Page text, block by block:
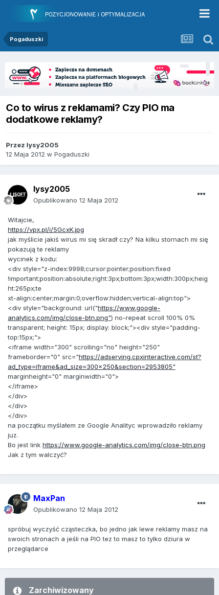
Pogaduszki
Co to wirus z reklamami? Czy PIO ma
dodatkowe reklamy?
Przez lysy2005
12 Maja 2012 w Pogaduszki
lysy2005
Opublikowano 12 Maja 2012
Witajcie,
https://vpx.pl/i/5GcxK.jpg
jak myślicie jakiś wirus mi się skradł czy? Na kilku stornach mi się
pokazują te reklamy
wycinek z kodu:
<div style="z-index:9998;cursor:pointer;position:fixed
!important;position:absolute;right:3px;bottom:3px;width:300px;heig
ht:265px;te
xt-align:center;margin:0;overflow:hidden;vertical-align:top">
<div style="background: url("https://www.google-
analytics.com/img/close-btn.png") no-repeat scroll 100% 0%
transparent; height: 15px; display: block;"><div style="padding-
top:15px;">
<iframe width="300" scrolling="no" height="250"
frameborder="0" src="https://adserving.cpxinteractive.com/st?
ad_type=iframe&ad_size=300x250&section=2953805"
marginheight="0" marginwidth="0">
</iframe>
</div>
</div>
</div>
na początku myślałem ze Google Analityc wprowadziło reklamy
juz.
Bo jest link https://www.google-analytics.com/img/close-btn.png
Jak z tym walczyć?
MaxPan
Opublikowano 12 Maja 2012
spróbuj wyczyść cząsteczka, bo jedno jak lewe reklamy masz na
swoich stronach a jeśli na PIO tez to masz to tylko dziura w
przeglądarce
Zarchiwizowany